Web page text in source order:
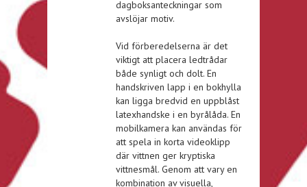
dagboksanteckningar som
avslöjar motiv.
Vid förberedelserna är det
viktigt att placera ledtrådar
både synligt och dolt. En
handskriven lapp i en bokhylla
kan ligga bredvid en uppblåst
latexhandske i en byrålåda. En
mobilkamera kan användas för
att spela in korta videoklipp
där vittnen ger kryptiska
vittnesmål. Genom att vary en
kombination av visuella,